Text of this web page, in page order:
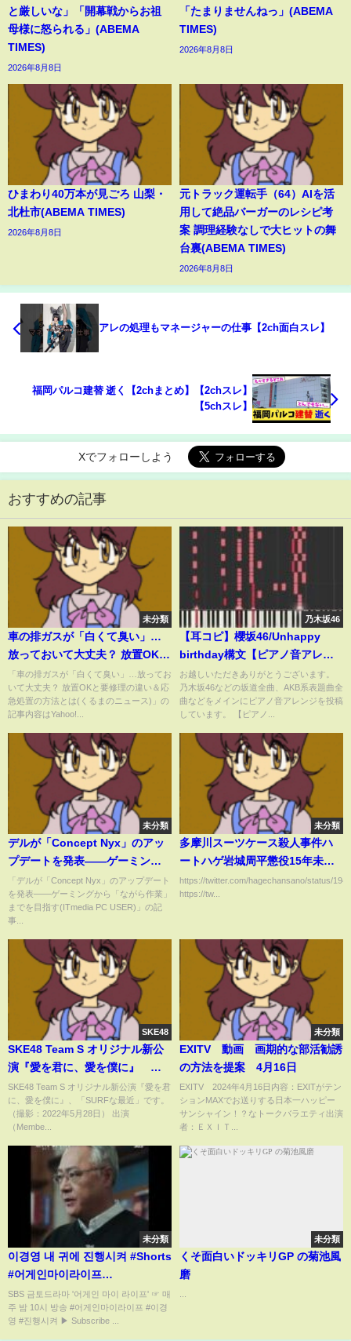
と厳しいな」「開幕戦からお祖
母様に怒られる」(ABEMA
TIMES)
2026年8月8日
「たまりませんねっ」(ABEMA
TIMES)
2026年8月8日
ひまわり40万本が見ごろ 山梨・
北杜市(ABEMA TIMES)
2026年8月8日
元トラック運転手（64）AIを活
用して絶品バーガーのレシピ考
案 調理経験なしで大ヒットの舞
台裏(ABEMA TIMES)
2026年8月8日
アレの処理もマネージャーの仕事【2ch面白スレ】
福岡パルコ建替 逝く【2chまとめ】【2chスレ】
【5chスレ】
Xでフォローしよう
おすすめの記事
未分類
車の排ガスが「白くて臭い」…
放っておいて大丈夫？ 放置OKと
要修理の違い＆応急処置の方法
とは(くるまのニュース)
「車の排ガスが「白くて臭い」…放ってお
いて大丈夫？ 放置OKと要修理の違い＆応
急処置の方法とは(くるまのニュース)」の
記事内容はYahoo!...
乃木坂46
【耳コピ】櫻坂46/Unhappy
birthday構文【ピアノ音アレン
ジ】
お越しいただきありがとうございます。
乃木坂46などの坂道全曲、AKB系表題曲全
曲などをメインにピアノ音アレンジを投稿
しています。 【ピアノ...
未分類
デルが「Concept Nyx」のアッ
プデートを発表――ゲーミング
から「ながら作業」までを目指
す(ITmedia PC USER)
「デルが「Concept Nyx」のアップデート
を発表――ゲーミングから「ながら作業」
までを目指す(ITmedia PC USER)」の記
事...
未分類
多摩川スーツケース殺人事件ハ
ートハゲ岩城周平懲役15年未決
250日ルミアン 【スーツケース
で流したい】作詞：歯毛ちゃ
https://twitter.com/hagechansano/status/
https://tw...
SKE48
SKE48 Team S オリジナル新公
演『愛を君に、愛を僕に』
「SURFな最近」 -OFFICIAL
LIVE VIDEO- /2022年5月28日
SKE48 Team S オリジナル新公演『愛を君
に、愛を僕に』、「SURFな最近」です。
（撮影：2022年5月28日） 出演
（Membe...
未分類
EXITV 動画 画期的な部活勧誘
の方法を提案 4月16日
EXITV 2024年4月16日内容：EXITがテン
ションMAXでお送りする日本一ハッピー
サンシャイン！？なトークバラエティ出演
者：ＥＸＩＴ...
未分類
이경영 내 귀에 진행시켜 #Shorts
#어게인마이라이프
#AGAINMYLIFE ｜SBSNOW
SBS 금토드라마 '어게인 마이 라이프' ☞ 매
주 밤 10시 방송 #어게인마이라이프 #이경
영 #진행시켜 ▶ Subscribe ...
未分類
くそ面白いドッキリGP の菊池風
磨